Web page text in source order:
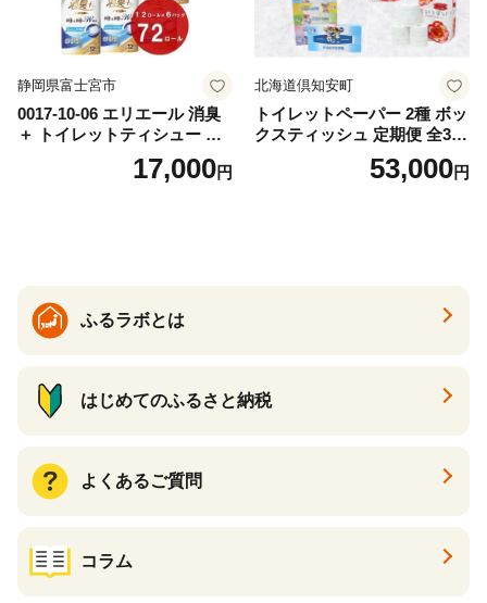
静岡県富士宮市
0017-10-06 エリエール 消臭
＋ トイレットティシュー し
っかり香るフレッシュクリア
の香り ダブル 12ロール×6パ
17,000円
北海道倶知安町
トイレットペーパー 2種 ボッ
クスティッシュ 定期便 全3
回 日本製 まとめ買い 防災
常備品 日用雑貨 消耗品 生活
53,000円
ふるラボとは
はじめてのふるさと納税
よくあるご質問
コラム